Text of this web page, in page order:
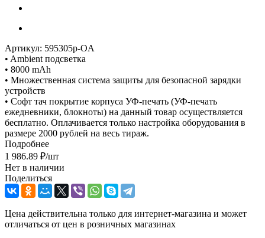
Артикул: 595305p-OA
• Ambient подсветка
• 8000 mAh
• Множественная система защиты для безопасной зарядки
устройств
• Софт тач покрытие корпуса УФ-печать (УФ-печать
ежедневники, блокноты) на данный товар осуществляется
бесплатно. Оплачивается только настройка оборудования в
размере 2000 рублей на весь тираж.
Подробнее
1 986.89 ₽/шт
Нет в наличии
Поделиться
Цена действительна только для интернет-магазина и может
отличаться от цен в розничных магазинах